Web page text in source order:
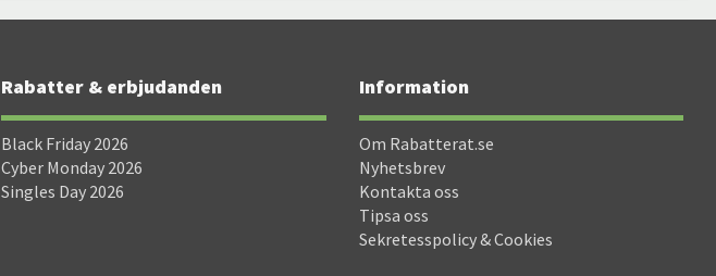
Information
Om Rabatterat.se
Nyhetsbrev
Kontakta oss
Tipsa oss
Sekretesspolicy & Cookies
Rabatter & erbjudanden
Black Friday 2026
Cyber Monday 2026
Singles Day 2026